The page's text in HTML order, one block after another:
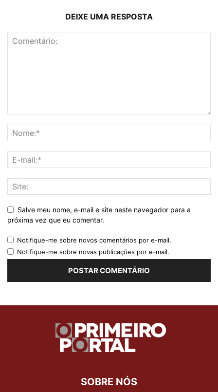
DEIXE UMA RESPOSTA
Salve meu nome, e-mail e site neste navegador para a
próxima vez que eu comentar.
Notifique-me sobre novos comentários por e-mail.
Notifique-me sobre novas publicações por e-mail.
SOBRE NÓS